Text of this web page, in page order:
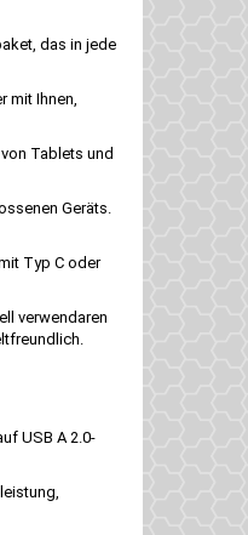
das in jede
mit Ihnen,
Tablets und
Geräts.
Typ C oder
verwendaren
USB A 2.0-